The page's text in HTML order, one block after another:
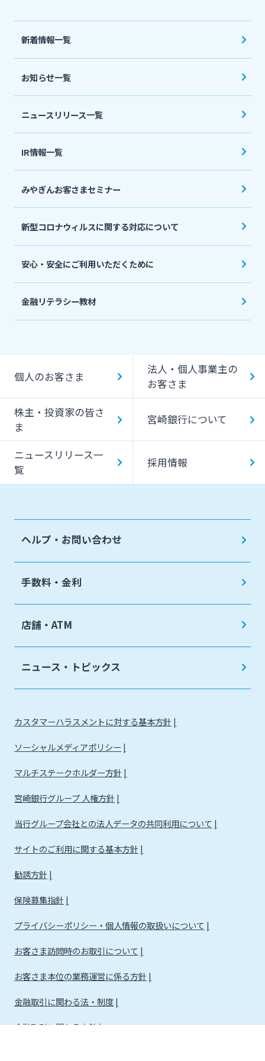
株主・投資家の皆さま
ニュースリリース一覧
採用情報
新着情報一覧
お知らせ一覧
ニュースリリース一覧
IR情報一覧
みやぎんお客さまセミナー
新型コロナウィルスに関する対応について
安心・安全にご利用いただくために
金融リテラシー教材
個人のお客さま
法人・個人事業主の
お客さま
株主・投資家の皆さ
ま
宮崎銀行について
ニュースリリース一
覧
採用情報
ヘルプ・お問い合わせ
手数料・金利
店舗・ATM
ニュース・トピックス
カスタマーハラスメントに対する基本方針
ソーシャルメディアポリシー
マルチステークホルダー方針
宮崎銀行グループ 人権方針
当行グループ会社との法人データの共同利用について
サイトのご利用に関する基本方針
勧誘方針
保険募集指針
プライバシーポリシー・個人情報の取扱いについて
お客さま訪問時のお取引について
お客さま本位の業務運営に係る方針
金融取引に関わる法・制度
金融取引に関わる方針